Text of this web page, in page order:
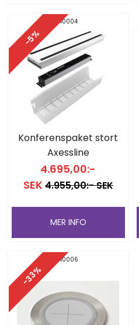
-5%
40004
Konferenspaket stort
Axessline
4.695,00:-
SEK 4.955,00:- SEK
MER INFO
-33%
40006